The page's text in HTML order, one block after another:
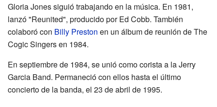
Gloria Jones siguió trabajando en la música. En 1981,
lanzó "Reunited", producido por Ed Cobb. También
colaboró con Billy Preston en un álbum de reunión de The
Cogic Singers en 1984.
En septiembre de 1984, se unió como corista a la Jerry
Garcia Band. Permaneció con ellos hasta el último
concierto de la banda, el 23 de abril de 1995.